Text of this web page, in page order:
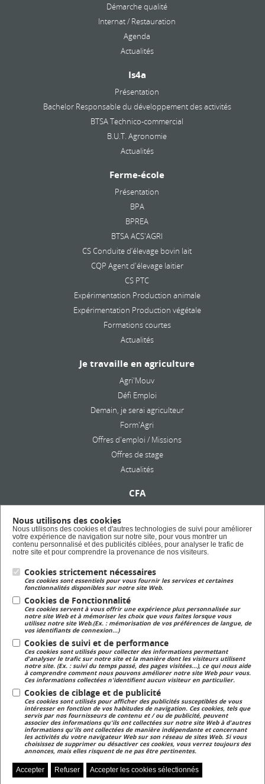
Démarche qualité
Internat / Restauration
Agenda
Actualités
Is4a
Présentation
Bachelor Responsable du développement des activités
BTSA Technico-commercial
B.U.T. Agronomie
Actualités
Ferme-école
Présentation
BPA
BPREA
BTSA ACS'AGRI
CS Conduite d’élevage bovin lait
CQP Agent d'élevage laitier
CS PTC
Expérimentation Production animale
Expérimentation Production végétale
Formations courtes
Actualités
Je travaille en agriculture
Agri'Mouv
Défi Emploi
Demain, je serai agriculteur
Form'Agri
Offres d'emploi / Missions
Offres de stage
Actualités
CFA
Formation en alternance
Taxe d'apprentissage
Lycée Privé
Formation Scolaire
Formation Continue
Formation continue pour adulte
Magasin
Magasin de produits fermiers
Accès NetYpareo Contact Plan du site
Zoom sur... Presse Mentions légalesGérer mes préférences de cookies
Nous utilisons des cookies
Nous utilisons des cookies et d'autres technologies de suivi pour améliorer
votre expérience de navigation sur notre site, pour vous montrer un
contenu personnalisé et des publicités ciblées, pour analyser le trafic de
notre site et pour comprendre la provenance de nos visiteurs.
Cookies strictement nécessaires
Ces cookies sont essentiels pour vous fournir les services et certaines
fonctionnalités disponibles sur notre site Web.
Cookies de Fonctionnalité
Ces cookies servent à vous offrir une expérience plus personnalisée sur
notre site Web et à mémoriser les choix que vous faites lorsque vous
utilisez notre site Web.(Ex. : mémorisation de vos préférences de langue, de
vos identifiants de connexion...)
Cookies de suivi et de performance
Ces cookies sont utilisés pour collecter des informations permettant
d'analyser le trafic sur notre site et la manière dont les visiteurs utilisent
notre site. (Ex. : suivi du temps passé, des pages visitées...), ce qui nous aide
à comprendre comment nous pouvons améliorer notre site Web pour vous.
Ces informations collectées n'identifient aucun visiteur en particulier.
Cookies de ciblage et de publicité
Ces cookies sont utilisés pour afficher des publicités susceptibles de vous
intéresser en fonction de vos habitudes de navigation. Ces cookies, tels que
servis par nos fournisseurs de contenu et / ou de publicité, peuvent
associer des informations qu'ils ont collectées sur notre site Web à d'autres
informations qu'ils ont collectées de manière indépendante et concernant
les activités du votre navigateur Web sur son réseau de sites Web. Si vous
choisissez de supprimer ou désactiver ces cookies, vous verrez toujours des
annonces, mais elles risquent de ne pas être pertinentes.
Accepter Refuser Accepter les cookies sélectionnés